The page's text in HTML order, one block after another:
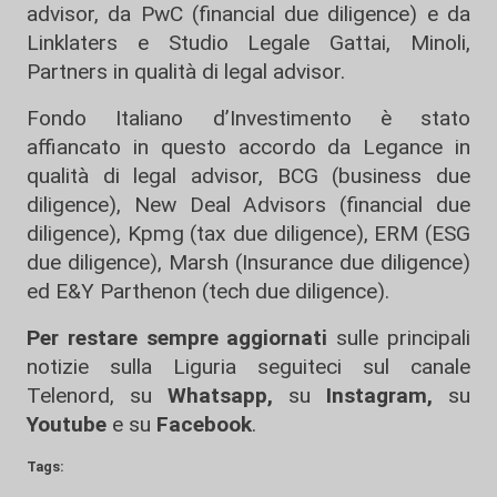
advisor, da PwC (financial due diligence) e da
Linklaters e Studio Legale Gattai, Minoli,
Partners in qualità di legal advisor.
Fondo Italiano d’Investimento è stato
affiancato in questo accordo da Legance in
qualità di legal advisor, BCG (business due
diligence), New Deal Advisors (financial due
diligence), Kpmg (tax due diligence), ERM (ESG
due diligence), Marsh (Insurance due diligence)
ed E&Y Parthenon (tech due diligence).
Per restare sempre aggiornati sulle principali
notizie sulla Liguria seguiteci sul canale
Telenord, su
Whatsapp, su Instagram, su
Youtube e su Facebook.
Tags: